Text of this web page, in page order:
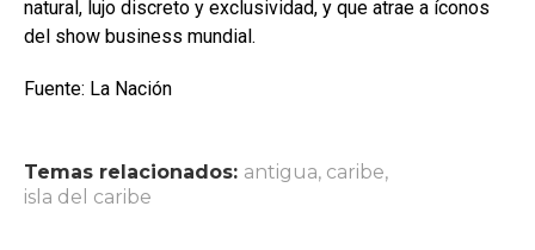
natural, lujo discreto y exclusividad, y que atrae a íconos
del show business mundial.
Fuente: La Nación
Temas relacionados: antigua, caribe,
isla del caribe